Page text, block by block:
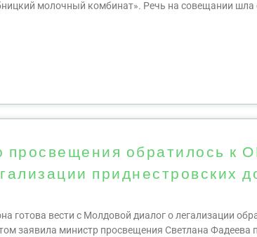
молочный комбинат». Речь на совещании шла
просвещения обратилось к
приднестровских
готова вести с Молдовой диалог о легализации
заявила министр просвещения Светлана Фадеева